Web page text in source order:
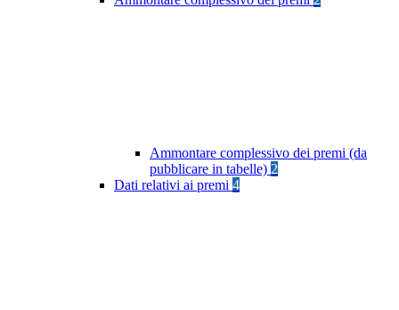
Ammontare complessivo dei premi (da
pubblicare in tabelle) 2
Dati relativi ai premi 4